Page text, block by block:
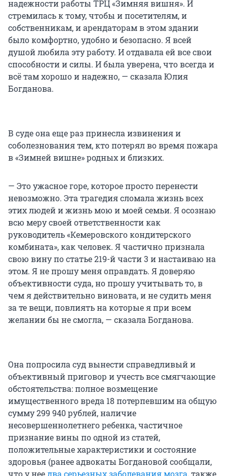
надежности работы ТРЦ «Зимняя вишня». И
стремилась к тому, чтобы и посетителям, и
собственникам, и арендаторам в этом здании
было комфортно, удобно и безопасно. Я всей
душой любила эту работу. И отдавала ей все свои
способности и силы. И была уверена, что всегда и
всё там хорошо и надежно, — сказала Юлия
Богданова.
В суде она еще раз принесла извинения и
соболезнования тем, кто потерял во время пожара
в «Зимней вишне» родных и близких.
— Это ужасное горе, которое просто перенести
невозможно. Эта трагедия сломала жизнь всех
этих людей и жизнь мою и моей семьи. Я осознаю
всю меру своей ответственности как
руководитель «Кемеровского кондитерского
комбината», как человек. Я частично признала
свою вину по статье 219-й части 3 и настаиваю на
этом. Я не прошу меня оправдать. Я доверяю
объективности суда, но прошу учитывать то, в
чем я действительно виновата, и не судить меня
за те вещи, повлиять на которые я при всем
желании бы не смогла, — сказала Богданова.
Она попросила суд вынести справедливый и
объективный приговор и учесть все смягчающие
обстоятельства: полное возмещение
имущественного вреда 18 потерпевшим на общую
сумму 299 940 рублей, наличие
несовершеннолетнего ребенка, частичное
признание вины по одной из статей,
положительные характеристики и состояние
здоровья (ранее адвокаты Богдановой сообщали,
что у неедва серьезных заболевания мозга, также